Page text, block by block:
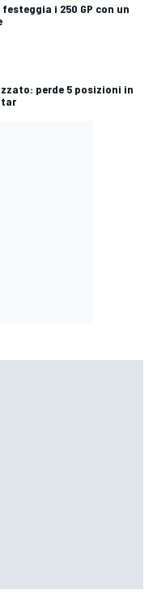
festeggia i 250 GP con un
perde 5 posizioni in